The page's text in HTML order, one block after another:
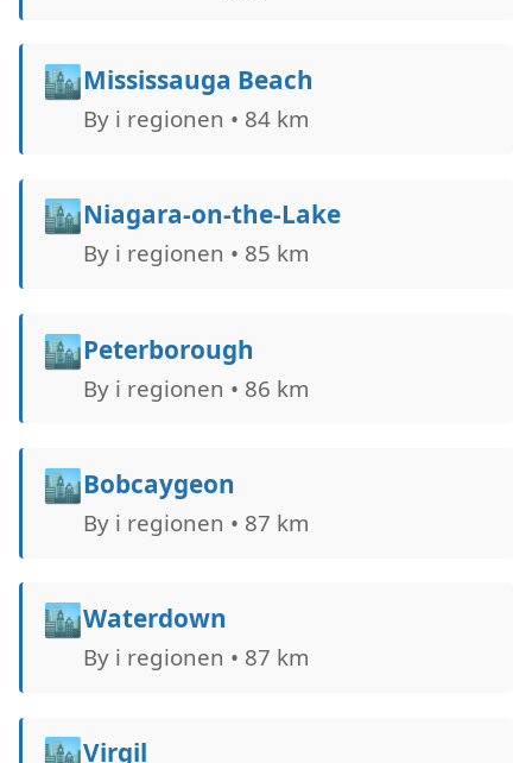
🏙️Mississauga Beach
By i regionen • 84 km
🏙️Niagara-on-the-Lake
By i regionen • 85 km
🏙️Peterborough
By i regionen • 86 km
🏙️Bobcaygeon
By i regionen • 87 km
🏙️Waterdown
By i regionen • 87 km
🏙️Virgil